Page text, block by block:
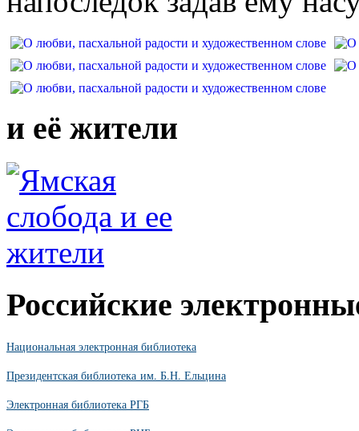
и её жители
Российские
Национальная электронная библиотека
Президентская библиотека им. Б.Н. Ельцина
Электронная библиотека РГБ